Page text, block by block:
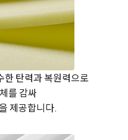
한 탄력과 복원력으로
를 감싸
제공합니다.